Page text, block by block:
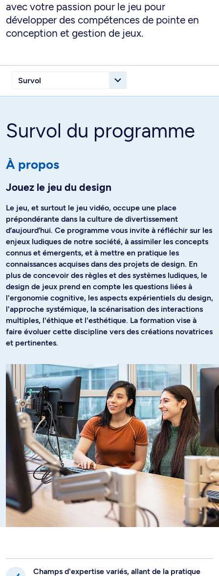
avec votre passion pour le jeu pour
développer des compétences de pointe en
conception et gestion de jeux.
Survol du programme
À propos
Jouez le jeu du design
Le jeu, et surtout le jeu vidéo, occupe une place
prépondérante dans la culture de divertissement
d’aujourd’hui. Ce programme vous invite à réfléchir sur les
enjeux ludiques de notre société, à assimiler les concepts
connus et émergents, et à mettre en pratique les
connaissances acquises dans des projets de design. En
plus de concevoir des règles et des systèmes ludiques, le
design de jeux prend en compte les questions liées à
l'ergonomie cognitive, les aspects expérientiels du design,
l'approche systémique, la scénarisation des interactions
multiples, l'éthique et l'esthétique. La formation vise à
faire évoluer cette discipline vers des créations novatrices
et pertinentes.
Champs d'expertise variés, allant de la pratique